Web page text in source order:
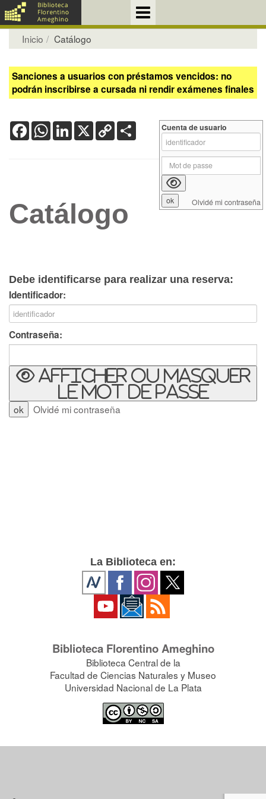
Inicio Catálogo
Sanciones a usuarios con préstamos vencidos: no
podrán inscribirse a cursada ni rendir exámenes finales
FacebookWhatsApp
LinkedIn
X Copy
Link
Catálogo
Debe identificarse para realizar una reserva:
Identificador:
Contraseña:
Afficher ou masquer
le mot de passe
Olvidé mi contraseña
Cuenta de usuario
Olvidé mi contraseña
La Biblioteca en:
Biblioteca Florentino Ameghino
Biblioteca Central de la
Facultad de Ciencias Naturales y Museo
Universidad Nacional de La Plata